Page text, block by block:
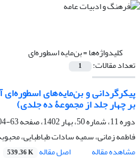
کلیدواژه‌ها =بن‌مایه اسطوره‌ای
تعداد مقالات: 1
پیکرگردانی و بن‌مایه‌‌های
بر چهار جلد از مجموعۀ ده جلدی)
دوره 11، شماره 50، بهار 1402، صفحه
63-104
فاطمه زمانی، سمیه سادات طباطبایی،
مشاهده مقاله
اصل مقاله 539.36 K